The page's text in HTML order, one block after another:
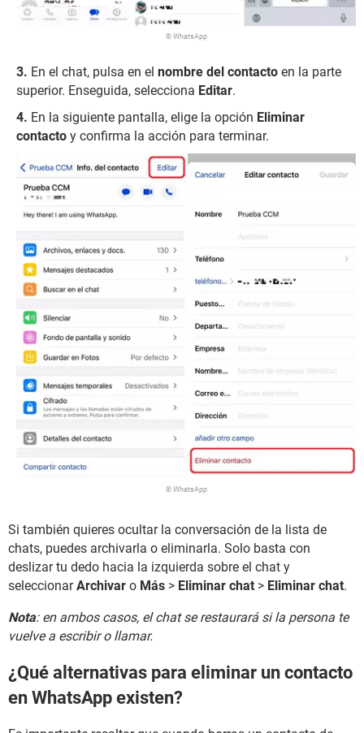
© WhatsApp
En el chat, pulsa en el nombre del contacto en la parte
superior. Enseguida, selecciona Editar.
En la siguiente pantalla, elige la opción Eliminar
contacto y confirma la acción para terminar.
© WhatsApp
Si también quieres ocultar la conversación de la lista de
chats, puedes archivarla o eliminarla. Solo basta con
deslizar tu dedo hacia la izquierda sobre el chat y
seleccionarArchivar o Más > Eliminar chat > Eliminar chat.
Nota: en ambos casos, el chat se restaurará si la persona te
vuelve a escribir o llamar.
¿Qué alternativas para eliminar un contacto
en WhatsApp existen?